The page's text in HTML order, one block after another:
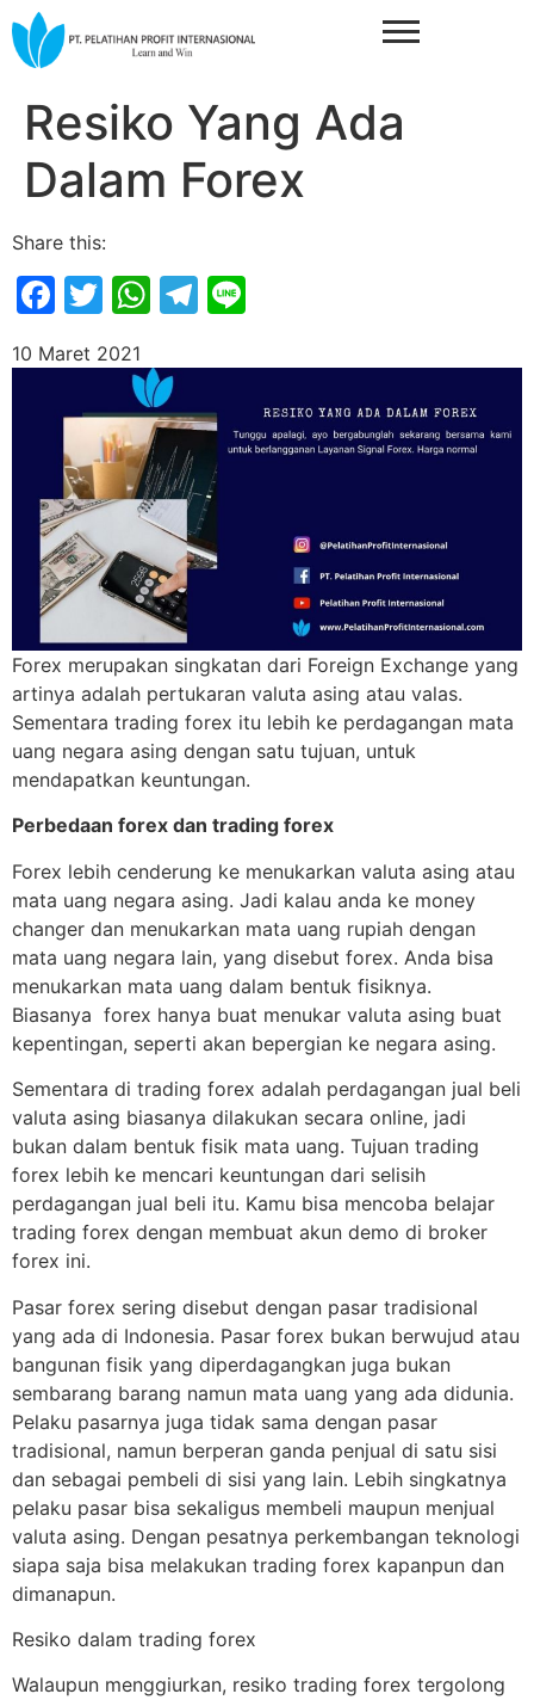
Resiko Yang Ada
Dalam Forex
Share this:
Facebook
Twitter
WhatsApp
Telegram
10 Maret 2021
Forex merupakan singkatan dari Foreign Exchange yang
artinya adalah pertukaran valuta asing atau valas.
Sementara trading forex itu lebih ke perdagangan mata
uang negara asing dengan satu tujuan, untuk
mendapatkan keuntungan.
Perbedaan forex dan trading forex
Forex lebih cenderung ke menukarkan valuta asing atau
mata uang negara asing. Jadi kalau anda ke money
changer dan menukarkan mata uang rupiah dengan
mata uang negara lain, yang disebut forex. Anda bisa
menukarkan mata uang dalam bentuk fisiknya.
Biasanya forex hanya buat menukar valuta asing buat
kepentingan, seperti akan bepergian ke negara asing.
Sementara di trading forex adalah perdagangan jual beli
valuta asing biasanya dilakukan secara online, jadi
bukan dalam bentuk fisik mata uang. Tujuan trading
forex lebih ke mencari keuntungan dari selisih
perdagangan jual beli itu. Kamu bisa mencoba belajar
trading forex dengan membuat akun demo di broker
forex ini.
Pasar forex sering disebut dengan pasar tradisional
yang ada di Indonesia. Pasar forex bukan berwujud atau
bangunan fisik yang diperdagangkan juga bukan
sembarang barang namun mata uang yang ada didunia.
Pelaku pasarnya juga tidak sama dengan pasar
tradisional, namun berperan ganda penjual di satu sisi
dan sebagai pembeli di sisi yang lain. Lebih singkatnya
pelaku pasar bisa sekaligus membeli maupun menjual
valuta asing. Dengan pesatnya perkembangan teknologi
siapa saja bisa melakukan trading forex kapanpun dan
dimanapun.
Resiko dalam trading forex
Walaupun menggiurkan, resiko trading forex tergolong